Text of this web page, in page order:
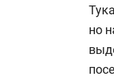
но